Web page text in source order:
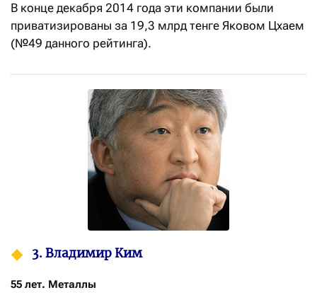
В конце декабря 2014 года эти компании были
приватизированы за 19,3 млрд тенге Яковом Цхаем
(№49 данного рейтинга).
3. Владимир Ким
55 лет. Металлы